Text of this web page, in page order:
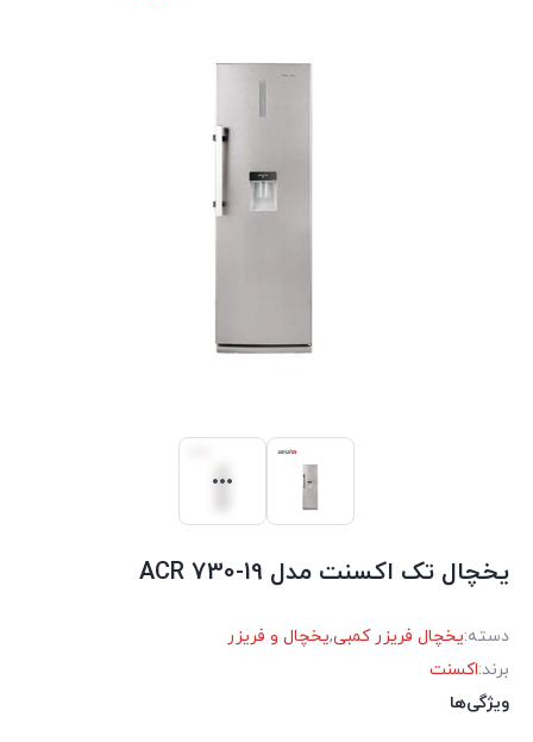
یخچال تک اکسنت مدل ACR 730-19
دسته:یخچال فریزر کمبی,یخچال و فریزر
برند:اکسنت
ویژگی‌ها